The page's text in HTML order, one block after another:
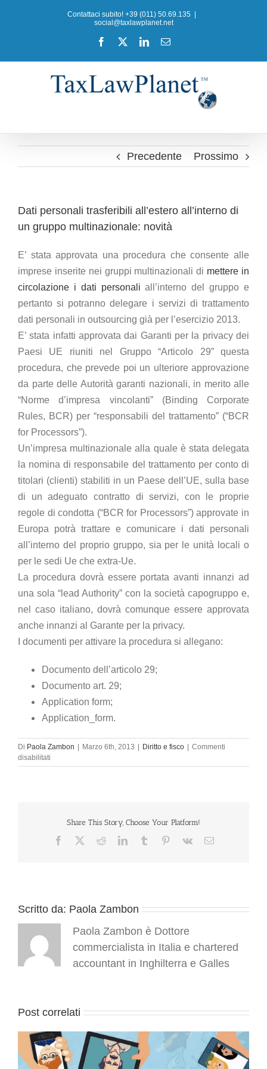
Contattaci subito! +39 (011) 50.69.135
social@taxlawplanet.net
Facebook LinkedInEmail
Precedente Prossimo
Dati personali trasferibili all’estero all’interno di
un gruppo multinazionale: novità
E’ stata approvata una procedura che consente alle
imprese inserite nei gruppi multinazionali di mettere in
circolazione i dati personali all’interno del gruppo e
pertanto si potranno delegare i servizi di trattamento
dati personali in outsourcing già per l’esercizio 2013.
E’ stata infatti approvata dai Garanti per la privacy dei
Paesi UE riuniti nel Gruppo “Articolo 29” questa
procedura, che prevede poi un ulteriore approvazione
da parte delle Autorità garanti nazionali, in merito alle
“Norme d’impresa vincolanti” (Binding Corporate
Rules, BCR) per “responsabili del trattamento” (“BCR
for Processors”).
Un’impresa multinazionale alla quale è stata delegata
la nomina di responsabile del trattamento per conto di
titolari (clienti) stabiliti in un Paese dell’UE, sulla base
di un adeguato contratto di servizi, con le proprie
regole di condotta (“BCR for Processors”) approvate in
Europa potrà trattare e comunicare i dati personali
all’interno del proprio gruppo, sia per le unità locali o
per le sedi Ue che extra-Ue.
La procedura dovrà essere portata avanti innanzi ad
una sola “lead Authority” con la società capogruppo e,
nel caso italiano, dovrà comunque essere approvata
anche innanzi al Garante per la privacy.
I documenti per attivare la procedura si allegano:
Documento dell’articolo 29;
Documento art. 29;
Application form;
Application_form.
Di Paola Zambon Marzo 6th, 2013 Diritto e fisco
Commenti
disabilitati
Dati
gruppo
Share This Story, Choose Your Platform!
Facebook RedditLinkedInTumblr Pinterest
Vk Email
Scritto da: Paola Zambon
Paola Zambon è Dottore
commercialista in Italia e chartered
accountant in Inghilterra e Galles
Post correlati